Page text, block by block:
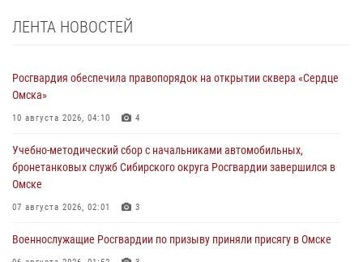
ЛЕНТА НОВОСТЕЙ
Росгвардия обеспечила правопорядок на открытии сквера «Сердце
Омска»
10 августа 2026, 04:10 4
Учебно-методический сбор с начальниками автомобильных,
бронетанковых служб Сибирского округа Росгвардии завершился в
Омске
07 августа 2026, 02:01 3
Военнослужащие Росгвардии по призыву приняли присягу в Омске